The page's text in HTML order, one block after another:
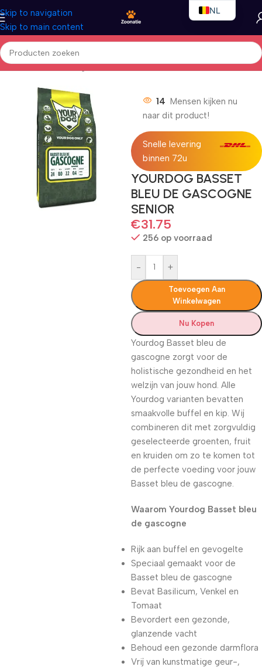
Skip to navigation
Skip to main content
Home/Honden/Droogvoer
14 Mensen kijken nu
naar dit product!
Snelle levering
binnen 72u
YOURDOG BASSET
BLEU DE GASCOGNE
SENIOR
€31.75
256 op voorraad
- +
Toevoegen Aan
Winkelwagen
Nu Kopen
Yourdog Basset bleu de
gascogne zorgt voor de
holistische gezondheid en het
welzijn van jouw hond. Alle
Yourdog varianten bevatten
smaakvolle buffel en kip. Wij
combineren dit met zorgvuldig
geselecteerde groenten, fruit
en kruiden om zo te komen tot
de perfecte voeding voor jouw
Basset bleu de gascogne.
Waarom Yourdog Basset bleu
de gascogne
Rijk aan buffel en gevogelte
Speciaal gemaakt voor de
Basset bleu de gascogne
Bevat Basilicum, Venkel en
Tomaat
Bevordert een gezonde,
glanzende vacht
Behoud een gezonde darmflora
Vrij van kunstmatige geur-,
NL